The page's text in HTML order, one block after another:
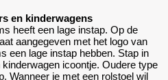
en kinderwagens
heeft een lage instap. Op de
aangegeven met het logo van
een lage instap hebben. Stap in
icoontje. Oudere type
Wanneer je met een rolstoel wil